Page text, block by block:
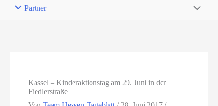
Partner
Kassel – Kinderaktionstag am 29. Juni in der
Fiedlerstraße